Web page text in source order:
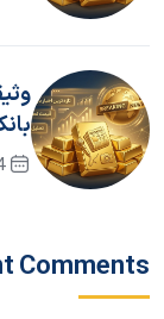
Comments